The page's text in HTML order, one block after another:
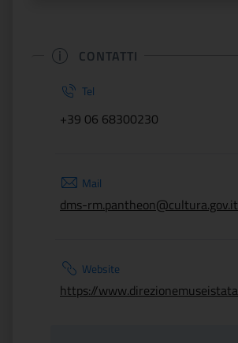
CONTATTI
Tel
+39 06 68300230
Mail
dms-rm.pantheon@cultura.gov.it
Website